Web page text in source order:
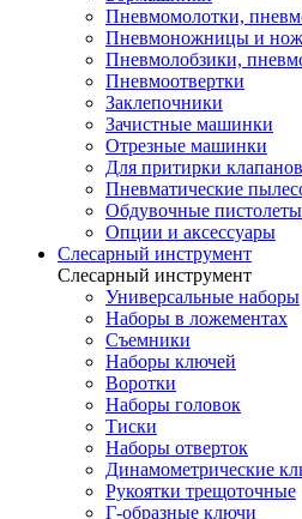
Пневмомолотки,
Пневмоножницы и
Пневмолобзики,
Пневмоотвертки
Заклепочники
Зачистные машинки
Отрезные машинки
Для притирки клапанов
Пневматические
Обдувочные пистолеты
Опции и аксессуары
Слесарный инструмент
Слесарный инструмент
Универсальные наборы
Наборы в ложементах
Съемники
Наборы ключей
Воротки
Наборы головок
Тиски
Наборы отверток
Динамометрические
Рукоятки трещоточные
Г-образные ключи